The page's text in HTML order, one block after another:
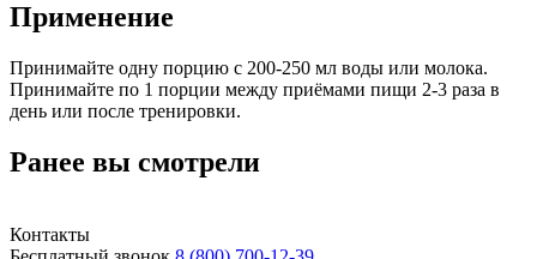
Применение
Принимайте одну порцию с 200-250 мл воды или молока.
Принимайте по 1 порции между приёмами пищи 2-3 раза в
день или после тренировки.
Ранее вы смотрели
Контакты